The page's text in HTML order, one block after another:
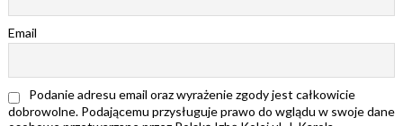
Email
Podanie adresu email oraz wyrażenie zgody jest całkowicie
dobrowolne. Podającemu przysługuje prawo do wglądu w swoje dane